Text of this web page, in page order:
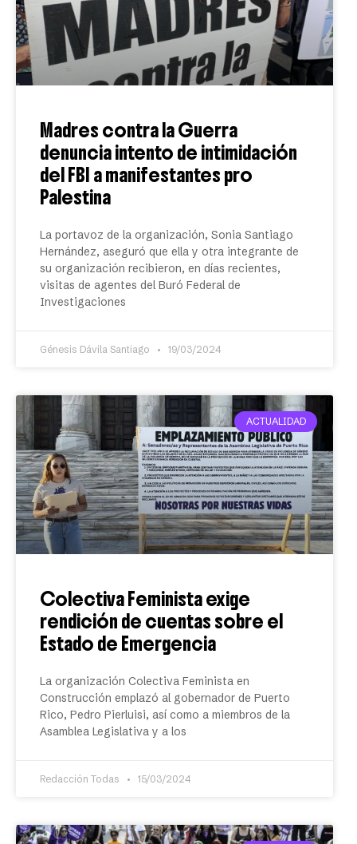
Madres contra la Guerra
denuncia intento de intimidación
del FBI a manifestantes pro
Palestina
La portavoz de la organización, Sonia Santiago
Hernández, aseguró que ella y otra integrante de
su organización recibieron, en días recientes,
visitas de agentes del Buró Federal de
Investigaciones
Génesis Dávila Santiago 19/03/2024
ACTUALIDAD
Colectiva Feminista exige
rendición de cuentas sobre el
Estado de Emergencia
La organización Colectiva Feminista en
Construcción emplazó al gobernador de Puerto
Rico, Pedro Pierluisi, así como a miembros de la
Asamblea Legislativa y a los
Redacción Todas 15/03/2024